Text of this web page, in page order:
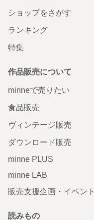
ショップをさがす
ランキング
特集
作品販売について
minneで売りたい
食品販売
ヴィンテージ販売
ダウンロード販売
minne PLUS
minne LAB
販売支援企画・イベント
読みもの